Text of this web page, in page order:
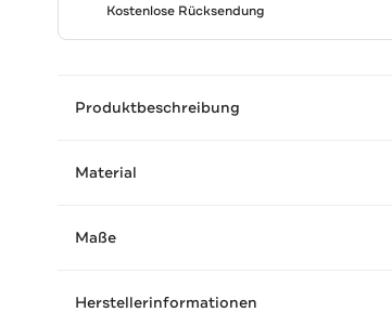
Kostenlose Rücksendung
Produktbeschreibung
Material
Maße
Herstellerinformationen